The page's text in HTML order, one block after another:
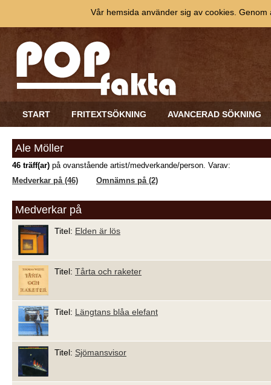
START FRITEXTSÖKNING AVANCERAD SÖKNING
Ale Möller
46 träff(ar) på ovanstående artist/medverkande/person. Varav:
Medverkar på (46)
Omnämns på (2)
Medverkar på
Titel: Elden är lös
Titel: Tårta och raketer
Titel: Längtans blåa elefant
Titel: Sjömansvisor
Vår hemsida använder sig av cookies.